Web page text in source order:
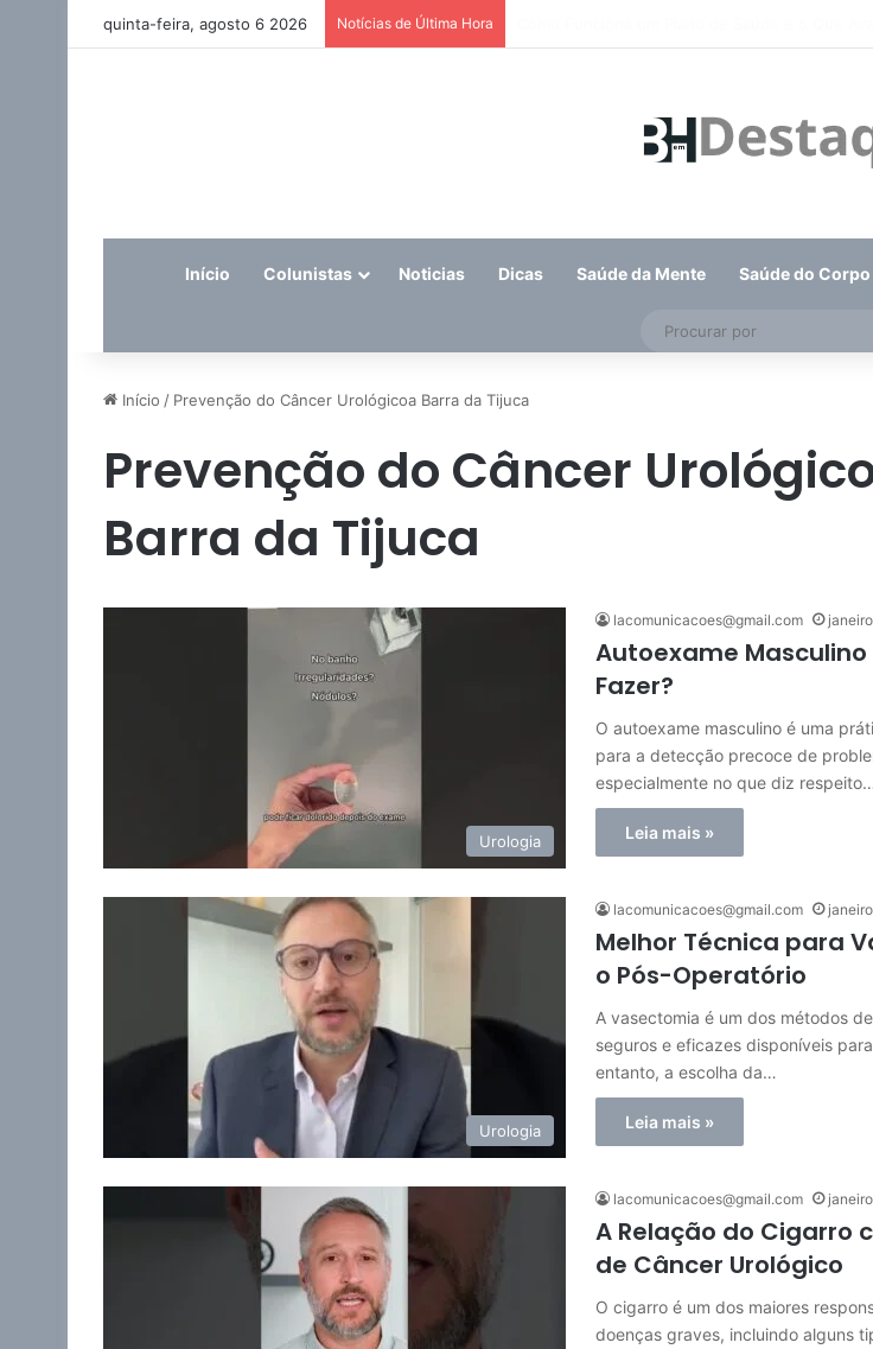
quinta-feira, agosto 6 2026 Notícias de Última Hora
Início Colunistas Noticias Dicas Saúde da Mente Saúde do Corpo
Início / Prevenção do Câncer Urológicoa Barra da Tijuca
Prevenção do Câncer
Barra da Tijuca
Urologia
lacomunicacoes@gmail.com
Autoexame
Fazer?
O autoexame masculino é uma
para a detecção precoce de
especialmente no que diz respeito…
Leia mais »
Urologia
lacomunicacoes@gmail.com
Melhor Técnica para
o Pós-Operatório
A vasectomia é um dos métodos
seguros e eficazes disponíveis
entanto, a escolha da…
Leia mais »
lacomunicacoes@gmail.com
A Relação do Cigarro
de Câncer Urológico
O cigarro é um dos maiores
doenças graves, incluindo alguns